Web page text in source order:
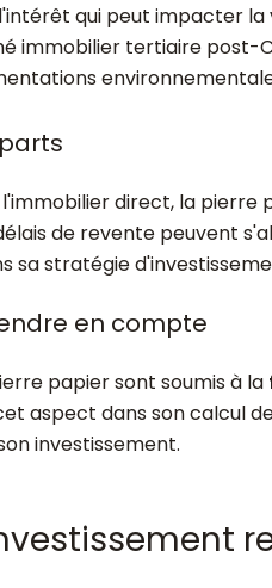
qui peut impacter
immobilier tertiaire post-
l'immobilier direct, la
de revente peuvent
sa stratégie
en compte
papier sont soumis à la
aspect dans son calcul
investissement.